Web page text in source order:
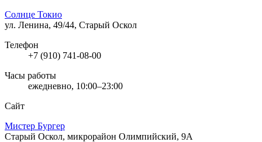
Солнце Токио
ул. Ленина, 49/44, Старый Оскол
Телефон
+7 (910) 741-08-00
Часы работы
ежедневно, 10:00–23:00
Сайт
Мистер Бургер
Старый Оскол, микрорайон Олимпийский, 9А